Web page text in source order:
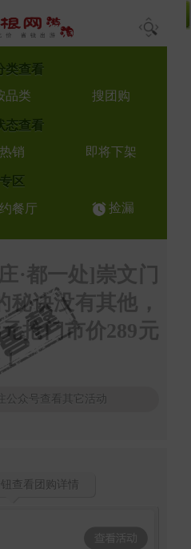
类查看
品类 搜团购
态查看
热销 即将下架
专区
餐厅 捡漏
·都一处]崇文门
秘诀没有其他，
抢门市价289元
公众号查看其它活动
查看团购详情